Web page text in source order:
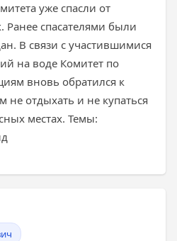
уже спасли от
Ранее спасателями были
В связи с участившимися
на воде Комитет по
вновь обратился к
не отдыхать и не купаться
местах. Темы: